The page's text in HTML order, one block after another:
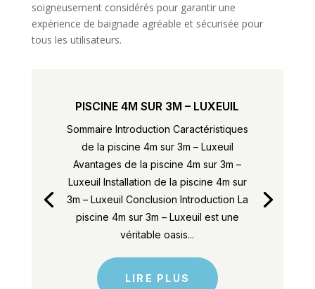
soigneusement considérés pour garantir une
expérience de baignade agréable et sécurisée pour
tous les utilisateurs.
PISCINE 4M SUR 3M – LUXEUIL
Sommaire Introduction Caractéristiques
de la piscine 4m sur 3m – Luxeuil
Avantages de la piscine 4m sur 3m –
Luxeuil Installation de la piscine 4m sur
3m – Luxeuil Conclusion Introduction La
piscine 4m sur 3m – Luxeuil est une
véritable oasis...
LIRE PLUS